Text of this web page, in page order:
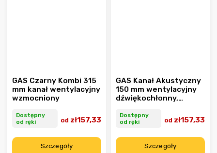
GAS Czarny Kombi 315
mm kanał wentylacyjny
wzmocniony
Dostępny
od ręki
od zł157,33
Szczegóły
GAS Kanał Akustyczny
150 mm wentylacyjny
dźwiękochłonny,
Dostępny
od ręki
od zł157,33
Szczegóły